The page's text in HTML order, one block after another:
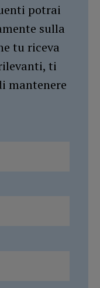
potrai
sulla
tu riceva
ti
mantenere